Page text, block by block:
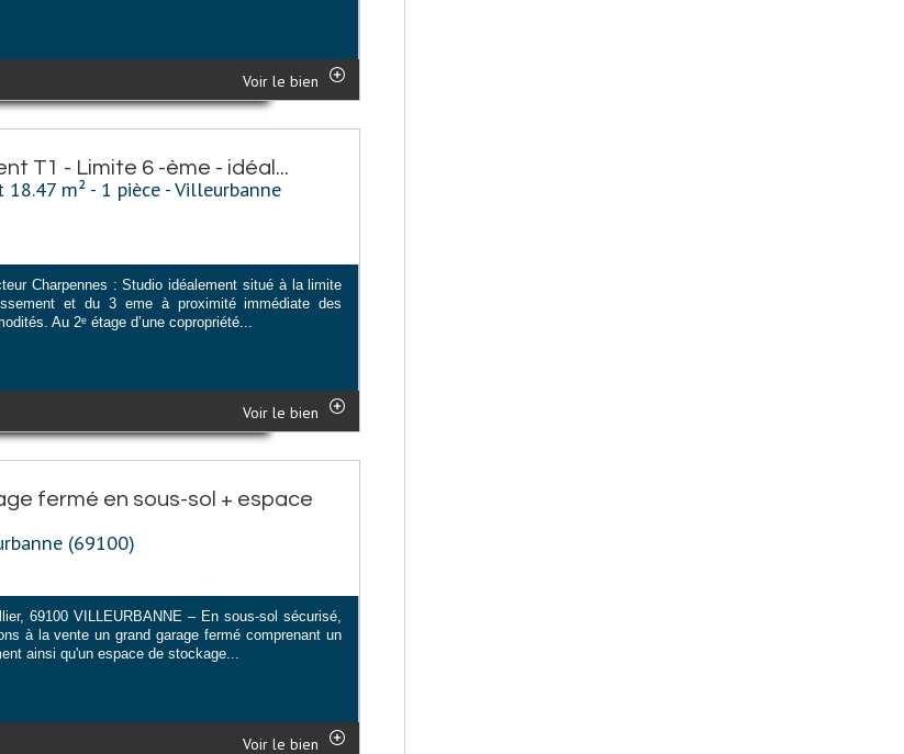
Voir le bien
T1 - Limite 6 -ème - idéal...
m² - 1 pièce - Villeurbanne
Charpennes : Studio idéalement situé à la limite
et du 3 eme à proximité immédiate des
Au 2ᵉ étage d’une copropriété...
Voir le bien
fermé en sous-sol + espace
(69100)
69100 VILLEURBANNE – En sous-sol sécurisé,
à la vente un grand garage fermé comprenant un
ainsi qu'un espace de stockage...
Voir le bien